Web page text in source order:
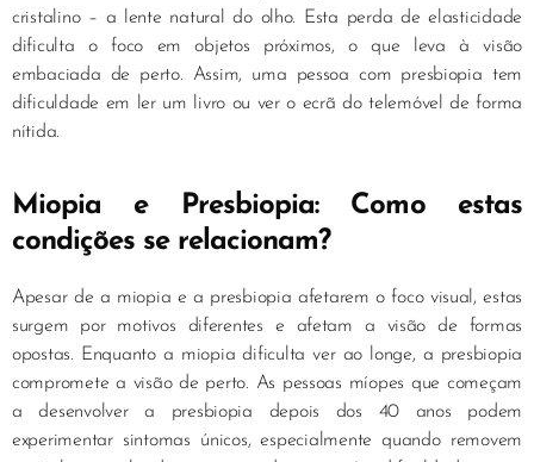
cristalino – a lente natural do olho. Esta perda de elasticidade
dificulta o foco em objetos próximos, o que leva à visão
embaciada de perto. Assim, uma pessoa com presbiopia tem
dificuldade em ler um livro ou ver o ecrã do telemóvel de forma
nítida.
Miopia e Presbiopia: Como estas
condições se relacionam?
Apesar de a miopia e a presbiopia afetarem o foco visual, estas
surgem por motivos diferentes e afetam a visão de formas
opostas. Enquanto a miopia dificulta ver ao longe, a presbiopia
compromete a visão de perto. As pessoas míopes que começam
a desenvolver a presbiopia depois dos 40 anos podem
experimentar sintomas únicos, especialmente quando removem